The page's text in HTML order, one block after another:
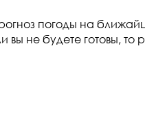
погоды на
не будете готовы, то